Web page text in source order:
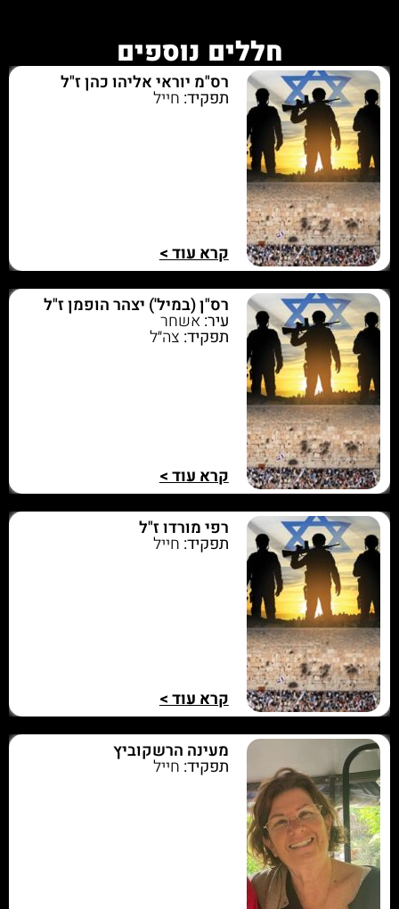
חללים נוספים
רס"מ יוראי אליהו כהן ז"ל
תפקיד: חייל
קרא עוד >
רס"ן (במיל') יצהר הופמן ז"ל
עיר:אשחר
תפקיד: צה״ל
קרא עוד >
רפי מורדו ז"ל
תפקיד: חייל
קרא עוד >
מעינה הרשקוביץ
תפקיד: חייל